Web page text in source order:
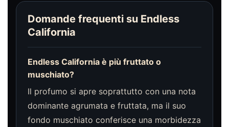
Domande frequenti su Endless
California
Endless California è più fruttato o
muschiato?
Il profumo si apre soprattutto con una nota
dominante agrumata e fruttata, ma il suo
fondo muschiato conferisce una morbidezza